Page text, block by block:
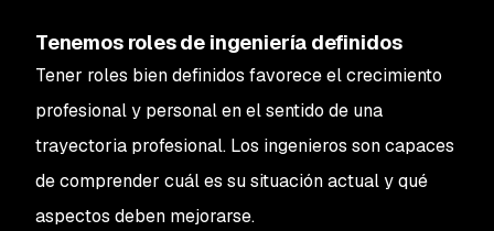
Tenemos roles de ingeniería definidos
Tener roles bien definidos favorece el crecimiento
profesional y personal en el sentido de una
trayectoria profesional. Los ingenieros son capaces
de comprender cuál es su situación actual y qué
aspectos deben mejorarse.